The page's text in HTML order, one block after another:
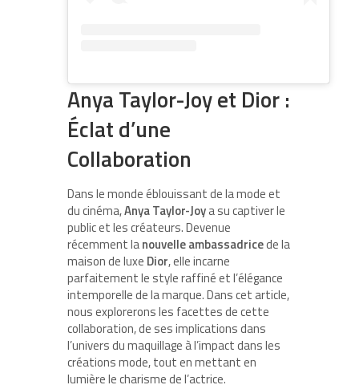
Anya Taylor-Joy et Dior :
Éclat d’une
Collaboration
Dans le monde éblouissant de la mode et
du cinéma,Anya Taylor-Joya su captiver le
public et les créateurs. Devenue
récemment lanouvelle ambassadricede la
maison de luxe Dior, elle incarne
parfaitement le style raffiné et l’élégance
intemporelle de la marque. Dans cet article,
nous explorerons les facettes de cette
collaboration, de ses implications dans
l’univers du maquillage à l’impact dans les
créations mode, tout en mettant en
lumière le charisme de l’actrice.